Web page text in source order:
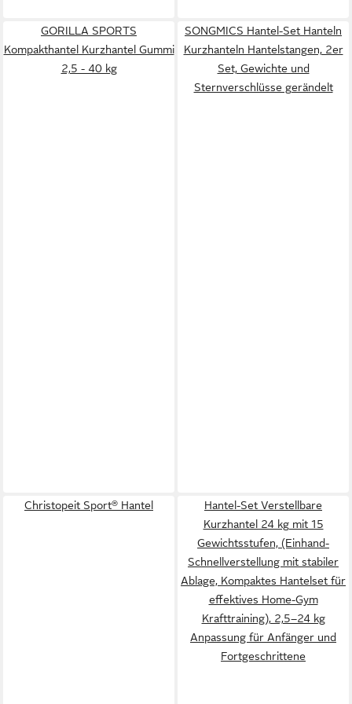
GORILLA SPORTS
Kompakthantel Kurzhantel Gummi
2,5 - 40 kg
SONGMICS Hantel-Set Hanteln
Kurzhanteln Hantelstangen, 2er
Set, Gewichte und
Sternverschlüsse gerändelt
Christopeit Sport® Hantel
Hantel-Set Verstellbare
Kurzhantel 24 kg mit 15
Gewichtsstufen, (Einhand-
Schnellverstellung mit stabiler
Ablage, Kompaktes Hantelset für
effektives Home-Gym
Krafttraining), 2,5–24 kg
Anpassung für Anfänger und
Fortgeschrittene